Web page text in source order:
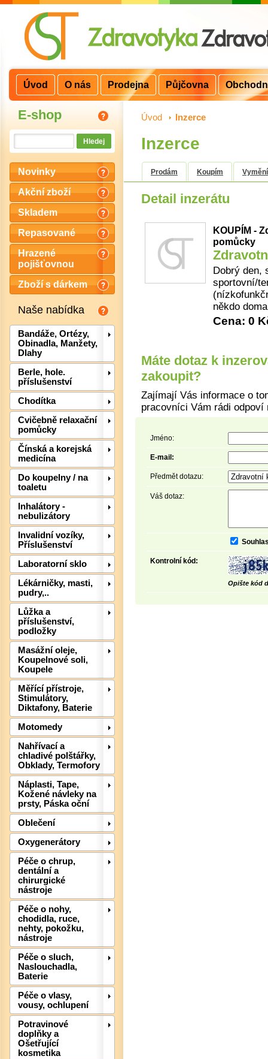
E-shop
Novinky
Akční zboží
Skladem
Repasované
Hrazené
pojišťovnou
Zboží s dárkem
Naše nabídka
Bandáže, Ortézy,
Obinadla, Manžety,
Dlahy
Berle, hole.
příslušenství
Chodítka
Cvičebně relaxační
pomůcky
Čínská a korejská
medicína
Do koupelny / na
toaletu
Inhalátory -
nebulizátory
Invalidní vozíky,
Příslušenství
Laboratorní sklo
Lékárničky, masti,
pudry,..
Lůžka a
příslušenství,
podložky
Masážní oleje,
Koupelnové soli,
Koupele
Měřící přístroje,
Stimulátory,
Diktafony, Baterie
Motomedy
Nahřívací a
chladivé polštářky,
Obklady, Termofory
Náplasti, Tape,
Kožené návleky na
prsty, Páska oční
Oblečení
Oxygenerátory
Péče o chrup,
dentální a
chirurgické
nástroje
Péče o nohy,
chodidla, ruce,
nehty, pokožku,
nástroje
Péče o sluch,
Naslouchadla,
Baterie
Péče o vlasy,
vousy, ochlupení
Potravinové
doplňky a
Ošetřující
kosmetika
Úvod > Inzerce
Inzerce
Prodám Koupím
Detail inzerátu
KOUPÍM -
pomůcky
Dobrý den,
sportovní/
někdo
Cena: 0
Máte dotaz k
zakoupit?
Zajímají Vás informace o
pracovníci Vám rádi odpoví
Jméno:
E-mail:
Předmět dotazu:
Váš dotaz:
Kontrolní kód:
Opište kód
Úvod O nás Prodejna Půjčovna